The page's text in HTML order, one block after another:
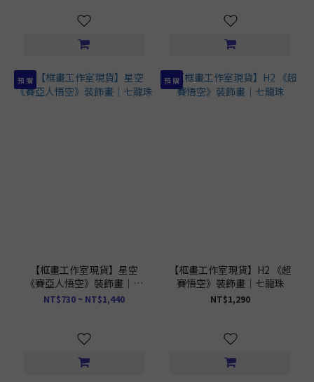
預 購
【框畫工作室現貨】星空
《賽亞人悟空》裝飾畫｜七
龍珠
NT$730 ~ NT$1,440
預 購
【框畫工作室現貨】H2 《超
賽悟空》裝飾畫｜七龍珠
NT$1,290